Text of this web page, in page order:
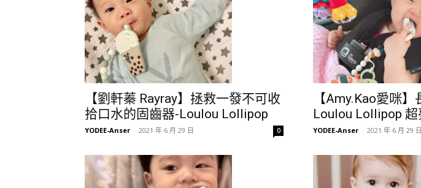
【劉軒蓁 Rayray】拯救一發不可收
拾口水的固齒器-Loulou Lollipop
YODEE-Anser - 2021 年 6 月 29 日 0
【Amy.Kao愛咪
Loulou Lollipop
YODEE-Anser - 2021 年 6 月 29 日